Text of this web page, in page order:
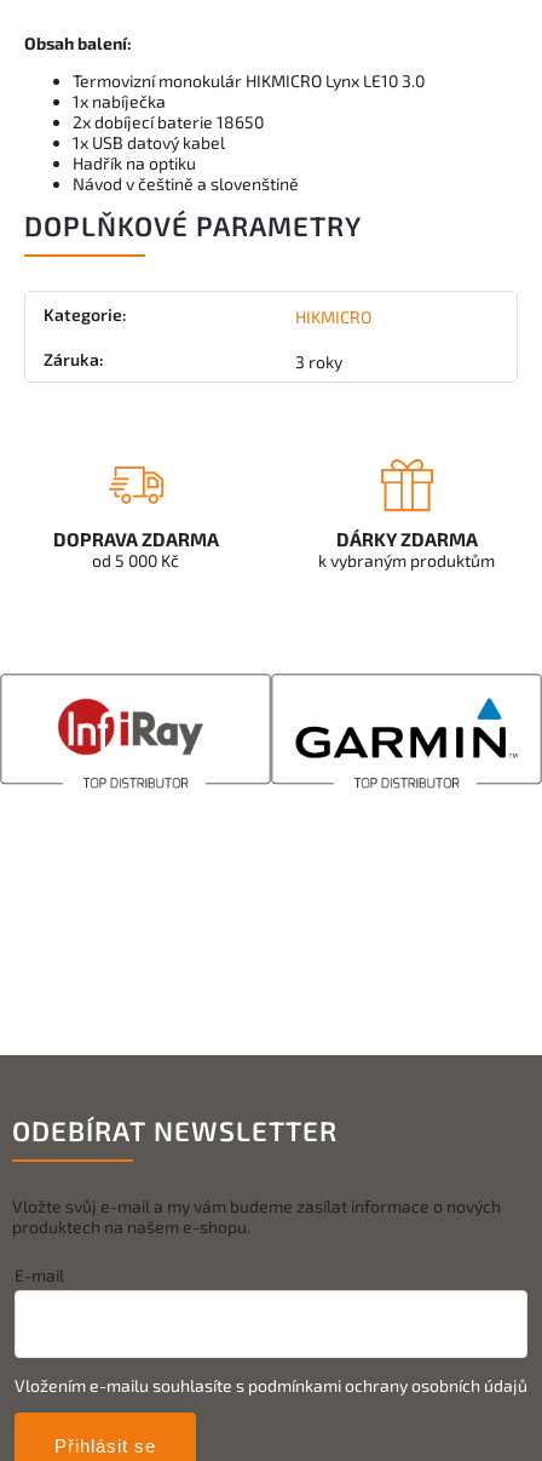
Obsah balení:
Termovizní monokulár HIKMICRO Lynx LE10 3.0
1x nabíječka
2x dobíjecí baterie 18650
1x USB datový kabel
Hadřík na optiku
Návod v češtině a slovenštině
DOPLŇKOVÉ PARAMETRY
Kategorie: HIKMICRO
Záruka: 3 roky
DOPRAVA ZDARMA
od 5 000 Kč
DÁRKY ZDARMA
k vybraným produktům
ODEBÍRAT NEWSLETTER
Vložte svůj e-mail a my vám budeme zasílat informace o nových
produktech na našem e-shopu.
E-mail
Vložením e-mailu souhlasíte s podmínkami ochrany osobních údajů
Přihlásit se